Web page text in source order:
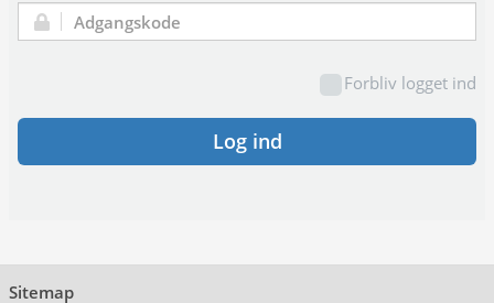
Adgangskode:
Forbliv logget ind
Log ind
Sitemap